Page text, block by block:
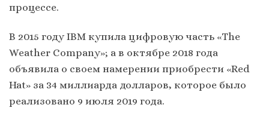
процессе.
В 2015 году IBM купила цифровую часть «The
Weather Company»; а в октябре 2018 года
объявила о своем намерении приобрести «Red
Hat» за 34 миллиарда долларов, которое было
реализовано 9 июля 2019 года.